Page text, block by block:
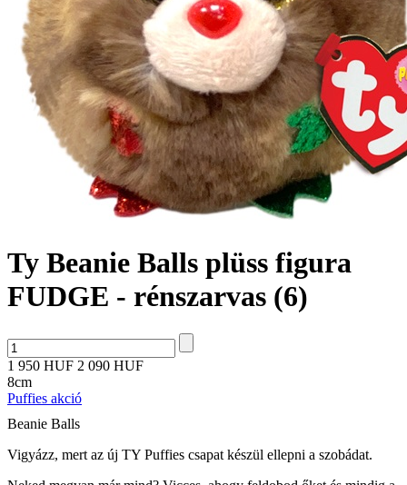
Ty Beanie Balls plüss figura
FUDGE - rénszarvas (6)
1 950 HUF 2 090 HUF
8cm
Puffies akció
Beanie Balls
Vigyázz, mert az új TY Puffies csapat készül ellepni a szobádat.